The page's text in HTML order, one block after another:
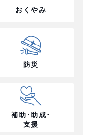
おくやみ
防災
補助･助成･
支援